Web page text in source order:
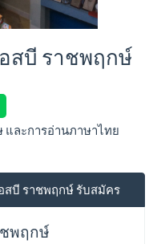
สบี ราชพฤกษ์
ละการอ่านภาษาไทย
สบี ราชพฤกษ์ รับสมัคร
ชพฤกษ์